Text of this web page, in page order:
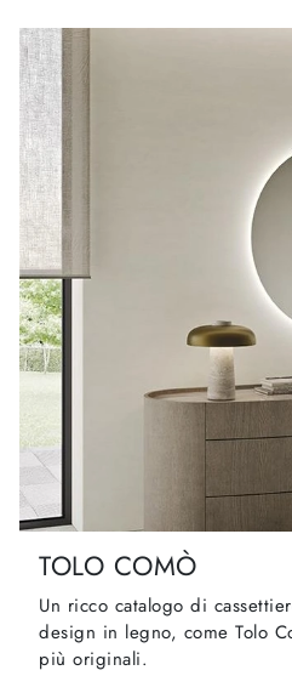
TOLO COMÒ
Un ricco catalogo di
design in legno, come Tolo
più originali.